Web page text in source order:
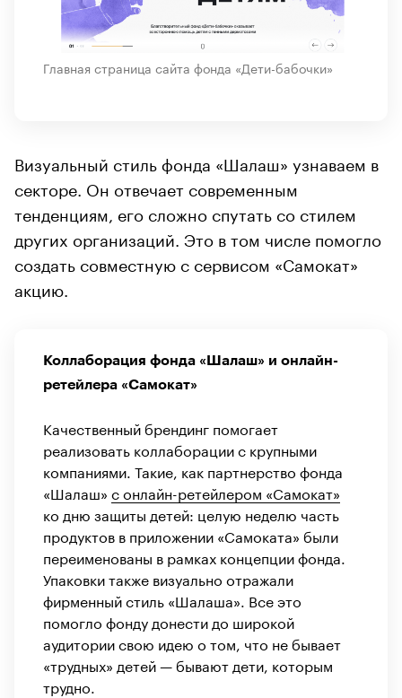
Главная страница сайта фонда «Дети-бабочки»
Визуальный стиль фонда «Шалаш» узнаваем в
секторе. Он отвечает современным
тенденциям, его сложно спутать со стилем
других организаций. Это в том числе помогло
создать совместную с сервисом «Самокат»
акцию.
Коллаборация фонда «Шалаш» и онлайн-
ретейлера «Самокат»
Качественный брендинг помогает
реализовать коллаборации с крупными
компаниями. Такие, как партнерство фонда
«Шалаш» с онлайн-рeтейлером «Самокат»
ко дню защиты детей: целую неделю часть
продуктов в приложении «Самоката» были
переименованы в рамках концепции фонда.
Упаковки также визуально отражали
фирменный стиль «Шалаша». Все это
помогло фонду донести до широкой
аудитории свою идею о том, что не бывает
«трудных» детей — бывают дети, которым
трудно.